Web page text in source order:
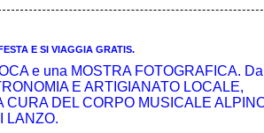
E SI VIAGGIA GRATIS.
e una MOSTRA FOTOGRAFICA.
E ARTIGIANATO LOCALE,
CURA DEL CORPO MUSICALE
LANZO.